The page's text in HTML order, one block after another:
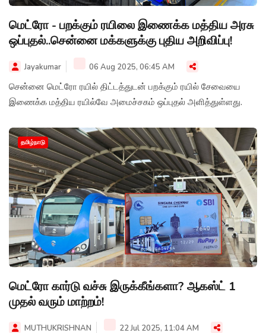
மெட்ரோ - பறக்கும் ரயிலை இணைக்க மத்திய அரசு
ஒப்புதல்..சென்னை மக்களுக்கு புதிய அறிவிப்பு!
Jayakumar 06 Aug 2025, 06:45 AM
சென்னை மெட்ரோ ரயில் திட்டத்துடன் பறக்கும் ரயில் சேவையை
இணைக்க மத்திய ரயில்வே அமைச்சகம் ஒப்புதல் அளித்துள்ளது.
தமிழ்நாடு
மெட்ரோ கார்டு வச்சு இருக்கீங்களா? ஆகஸ்ட் 1
முதல் வரும் மாற்றம்!
MUTHUKRISHNAN 22 Jul 2025, 11:04 AM